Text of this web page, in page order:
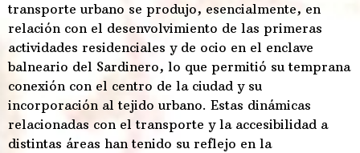
transporte urbano se produjo, esencialmente, en
relación con el desenvolvimiento de las primeras
actividades residenciales y de ocio en el enclave
balneario del Sardinero, lo que permitió su temprana
conexión con el centro de la ciudad y su
incorporación al tejido urbano. Estas dinámicas
relacionadas con el transporte y la accesibilidad a
distintas áreas han tenido su reflejo en la